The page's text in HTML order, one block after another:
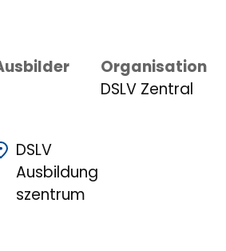
Organisation
DSLV Zentral
DSLV
Ausbildung
szentrum